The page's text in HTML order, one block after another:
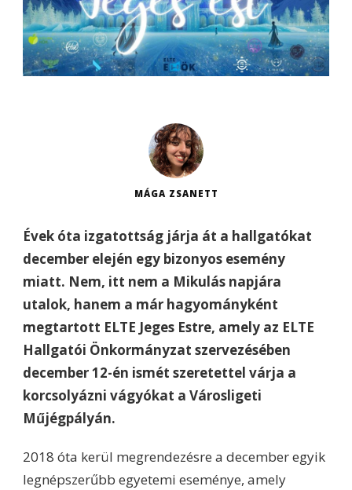
MÁGA ZSANETT
Évek óta izgatottság járja át a hallgatókat
december elején egy bizonyos esemény
miatt. Nem, itt nem a Mikulás napjára
utalok, hanem a már hagyományként
megtartott ELTE Jeges Estre, amely az ELTE
Hallgatói Önkormányzat szervezésében
december 12-én ismét szeretettel várja a
korcsolyázni vágyókat a Városligeti
Műjégpályán.
2018 óta kerül megrendezésre a december egyik
legnépszerűbb egyetemi eseménye, amely